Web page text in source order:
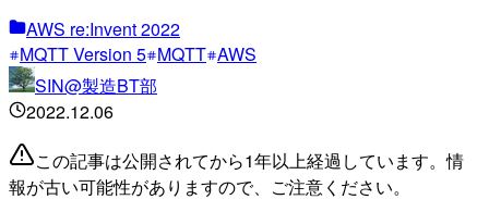
AWS re:Invent 2022
MQTT Version 5 MQTT AWS
SIN@製造BT部
2022.12.06
この記事は公開されてから1年以上経過しています。情
報が古い可能性がありますので、ご注意ください。